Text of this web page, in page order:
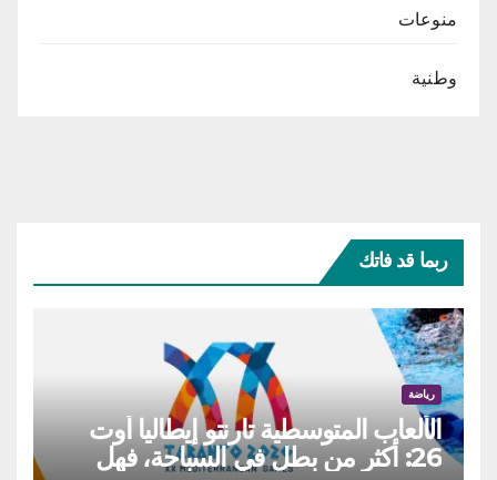
منوعات
وطنية
ربما قد فاتك
رياضة
الألعاب المتوسطية تارنتو إيطاليا أوت
26: أكثر من بطل في السباحة، فهل